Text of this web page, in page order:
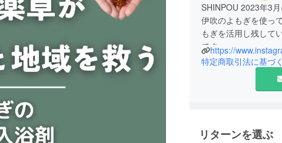
SHINPOU 2023年3月
伊吹のよもぎを使っ
もぎを活用し残して
です。
平安時代から伝わる
調に悩む全国の女性
特定商取引法に基づ
リターンを選ぶ